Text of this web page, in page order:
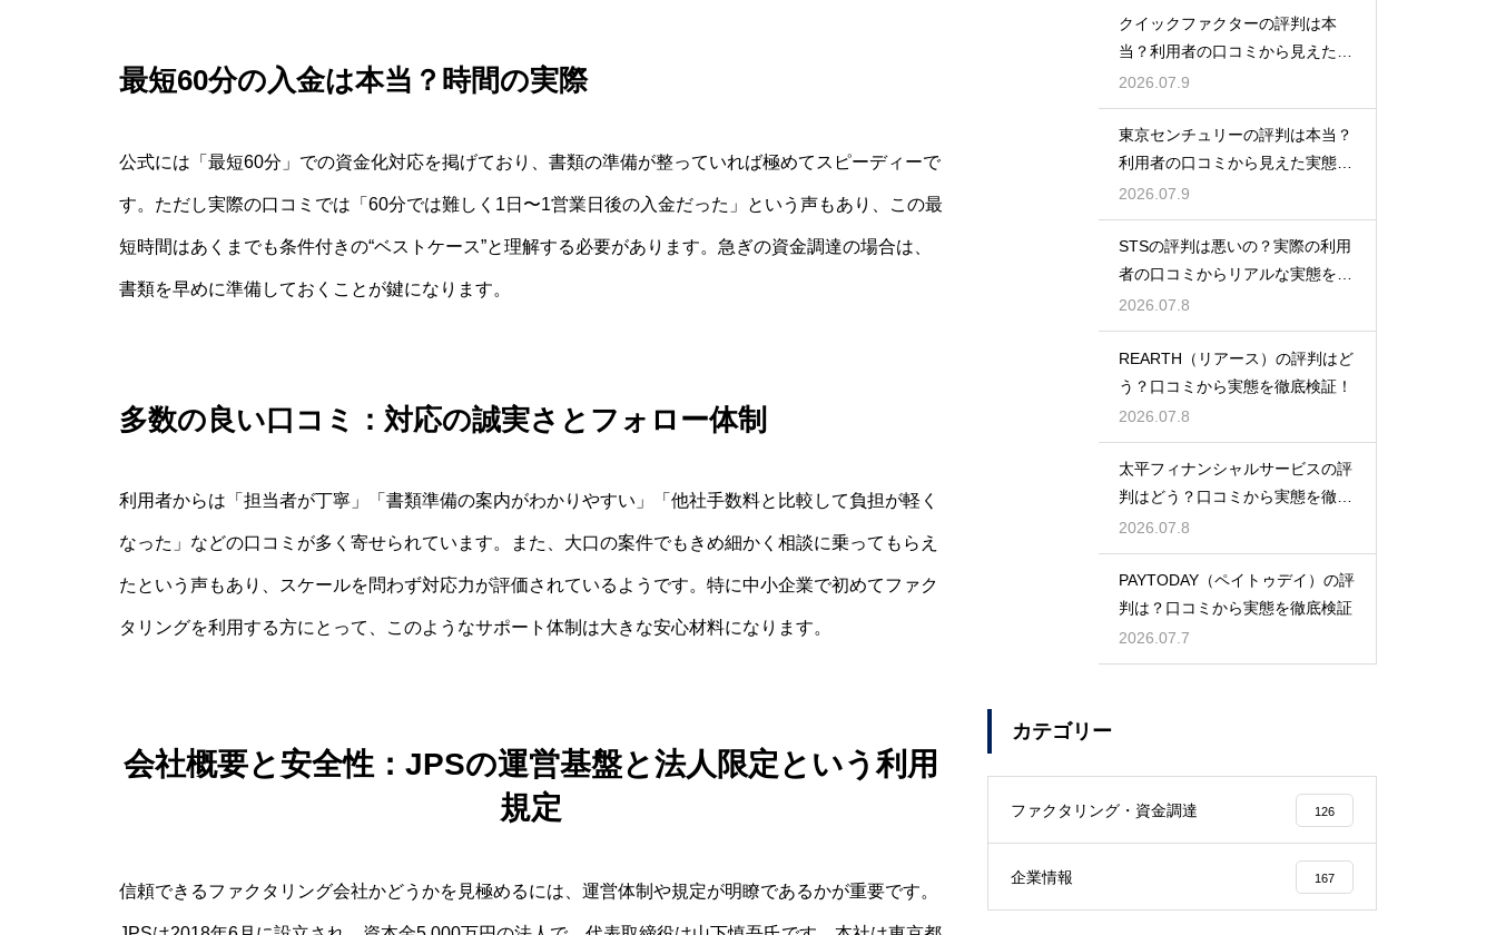
最短60分の入金は本当？時間の実際
公式には「最短60分」での資金化対応を掲げており、書類の準備が整っていれば極めてスピーディーで
す。ただし実際の口コミでは「60分では難しく1日〜1営業日後の入金だった」という声もあり、この最
短時間はあくまでも条件付きの“ベストケース”と理解する必要があります。急ぎの資金調達の場合は、
書類を早めに準備しておくことが鍵になります。
多数の良い口コミ：対応の誠実さとフォロー体制
利用者からは「担当者が丁寧」「書類準備の案内がわかりやすい」「他社手数料と比較して負担が軽く
なった」などの口コミが多く寄せられています。また、大口の案件でもきめ細かく相談に乗ってもらえ
たという声もあり、スケールを問わず対応力が評価されているようです。特に中小企業で初めてファク
タリングを利用する方にとって、このようなサポート体制は大きな安心材料になります。
会社概要と安全性：JPSの運営基盤と法人限定という利用
規定
信頼できるファクタリング会社かどうかを見極めるには、運営体制や規定が明瞭であるかが重要です。
クイックファクターの評判は本
当？利用者の口コミから見えた実
態検証
2026.07.9
東京センチュリーの評判は本当？
利用者の口コミから見えた実態を
検証
2026.07.9
STSの評判は悪いの？実際の利用
者の口コミからリアルな実態を徹
底検証
2026.07.8
REARTH（リアース）の評判はど
う？口コミから実態を徹底検証！
2026.07.8
太平フィナンシャルサービスの評
判はどう？口コミから実態を徹底
検証！
2026.07.8
PAYTODAY（ペイトゥデイ）の評
判は？口コミから実態を徹底検証
2026.07.7
カテゴリー
ファクタリング・資金調達 126
企業情報 167